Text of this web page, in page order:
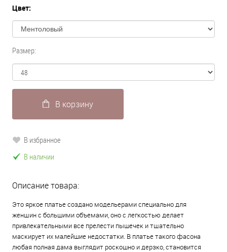
Цвет:
Размер:
В корзину
В избранное
В наличии
Описание товара:
Это яркое платье создано модельерами специально для
женщин с большими объемами, оно с легкостью делает
привлекательными все прелести пышечек и тщательно
маскирует их малейшие недостатки. В платье такого фасона
любая полная дама выглядит роскошно и дерзко, становится